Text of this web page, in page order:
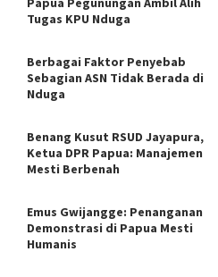
Tugas KPU Nduga
Berbagai Faktor Penyebab
Sebagian ASN Tidak Berada di
Nduga
Benang Kusut RSUD Jayapura,
Ketua DPR Papua: Manajemen
Mesti Berbenah
Emus Gwijangge: Penanganan
Demonstrasi di Papua Mesti
Humanis